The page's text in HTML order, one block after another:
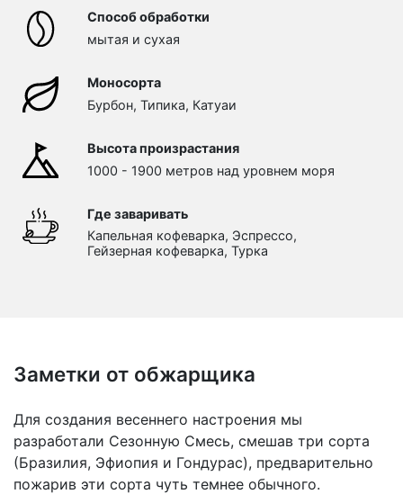
Способ обработки
мытая и сухая
Моносорта
Бурбон, Типика, Катуаи
Высота произрастания
1000 - 1900 метров над уровнем моря
Где заваривать
Капельная кофеварка, Эспрессо,
Гейзерная кофеварка, Турка
Заметки от обжарщика
Для создания весеннего настроения мы
разработали Сезонную Смесь, смешав три сорта
(Бразилия, Эфиопия и Гондурас), предварительно
пожарив эти сорта чуть темнее обычного.